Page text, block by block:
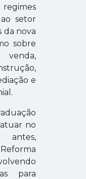
regimes
setor
da nova
sobre
venda,
e
no
antes,
para